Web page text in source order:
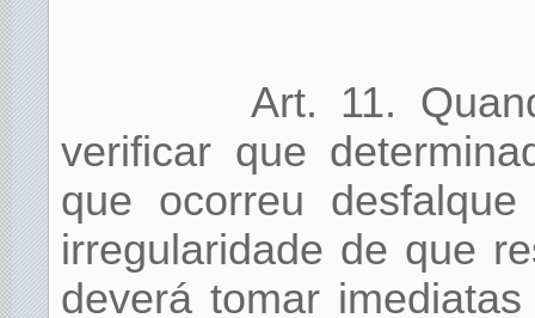
Art. 11.
verificar que
que ocorreu
irregularidade de que
deverá tomar